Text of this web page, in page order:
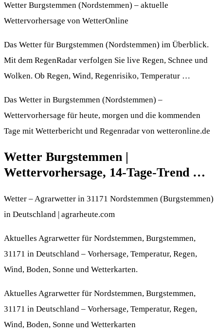
Wetter Burgstemmen (Nordstemmen) – aktuelle
Wettervorhersage von WetterOnline
Das Wetter für Burgstemmen (Nordstemmen) im Überblick.
Mit dem RegenRadar verfolgen Sie live Regen, Schnee und
Wolken. Ob Regen, Wind, Regenrisiko, Temperatur …
Das Wetter in Burgstemmen (Nordstemmen) –
Wettervorhersage für heute, morgen und die kommenden
Tage mit Wetterbericht und Regenradar von wetteronline.de
Wetter Burgstemmen |
Wettervorhersage, 14-Tage-Trend …
Wetter – Agrarwetter in 31171 Nordstemmen (Burgstemmen)
in Deutschland | agrarheute.com
Aktuelles Agrarwetter für Nordstemmen, Burgstemmen,
31171 in Deutschland – Vorhersage, Temperatur, Regen,
Wind, Boden, Sonne und Wetterkarten.
Aktuelles Agrarwetter für Nordstemmen, Burgstemmen,
31171 in Deutschland – Vorhersage, Temperatur, Regen,
Wind, Boden, Sonne und Wetterkarten